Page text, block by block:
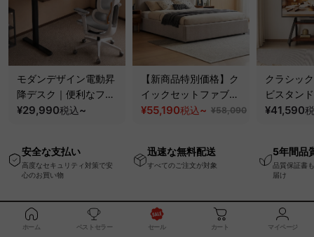
モダンデザイン電動昇
降デスク｜便利なフッ
ク・コンセント・
ー機能搭載ワークデス
ク
¥29,990税込~
【新商品特別価格】ク
イックセットファブリ
ックベッド｜工具不要
¥55,190税込~ ¥58,090
クラシッ
ビスタン
100kgの
¥41,590
安全な支払い
高度なセキュリティ対策で安
心のお買い物
迅速な無料配送
すべてのご注文が対象
5年間品
品質保証書
届け
ホーム ベストセラー セール カート マイページ